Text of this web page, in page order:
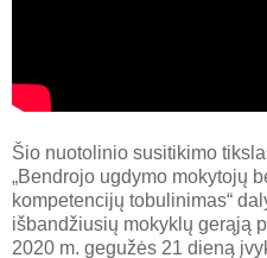
Šio nuotolinio susitikimo
„Bendrojo ugdymo mokytojų
kompetencijų tobulinimas“
išbandžiusių mokyklų gerąją
2020 m. gegužės 21 dieną